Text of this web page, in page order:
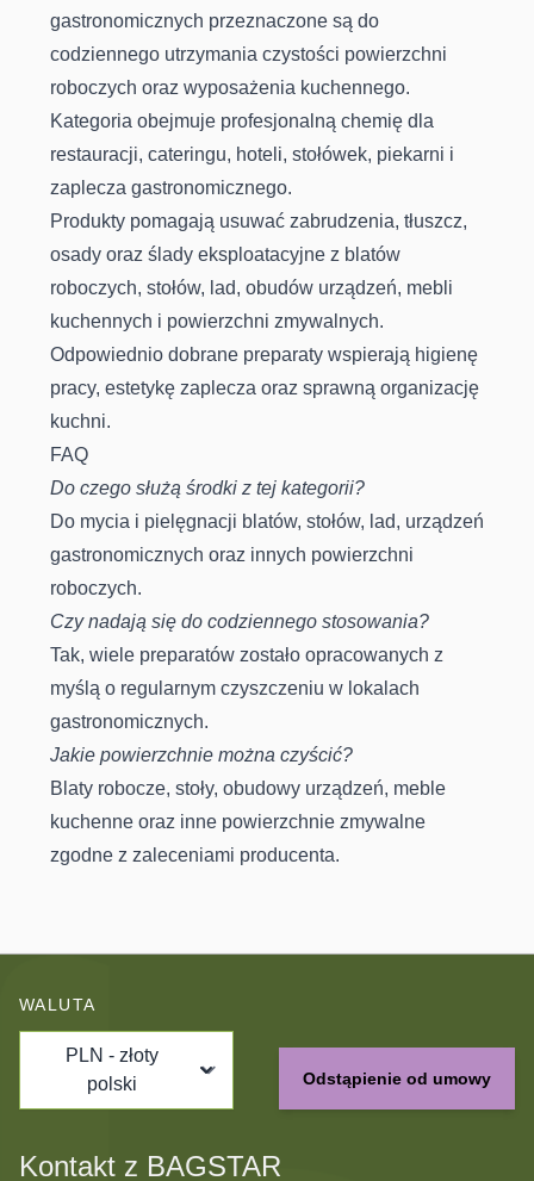
gastronomicznych przeznaczone są do
codziennego utrzymania czystości powierzchni
roboczych oraz wyposażenia kuchennego.
Kategoria obejmuje profesjonalną chemię dla
restauracji, cateringu, hoteli, stołówek, piekarni i
zaplecza gastronomicznego.
Produkty pomagają usuwać zabrudzenia, tłuszcz,
osady oraz ślady eksploatacyjne z blatów
roboczych, stołów, lad, obudów urządzeń, mebli
kuchennych i powierzchni zmywalnych.
Odpowiednio dobrane preparaty wspierają higienę
pracy, estetykę zaplecza oraz sprawną organizację
kuchni.
FAQ
Do czego służą środki z tej kategorii?
Do mycia i pielęgnacji blatów, stołów, lad, urządzeń
gastronomicznych oraz innych powierzchni
roboczych.
Czy nadają się do codziennego stosowania?
Tak, wiele preparatów zostało opracowanych z
myślą o regularnym czyszczeniu w lokalach
gastronomicznych.
Jakie powierzchnie można czyścić?
Blaty robocze, stoły, obudowy urządzeń, meble
kuchenne oraz inne powierzchnie zmywalne
zgodne z zaleceniami producenta.
WALUTA
PLN - złoty
polski
Odstąpienie od umowy
Kontakt z BAGSTAR